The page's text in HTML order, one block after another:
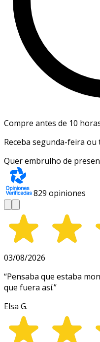
Compre antes de 10
Receba segunda-feira
Quer embrulho de
829 opiniones
03/08/2026
“Pensaba que estaba
que fuera así.”
Elsa G.